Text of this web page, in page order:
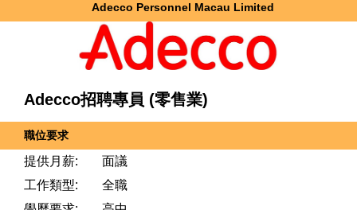
Adecco Personnel Macau Limited
Adecco招聘專員 (零售業)
職位要求
提供月薪:
面議
工作類型:
全職